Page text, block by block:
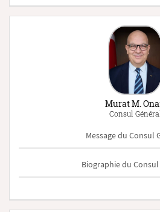
Murat M.
Consul Général
Message du Consul
Biographie du